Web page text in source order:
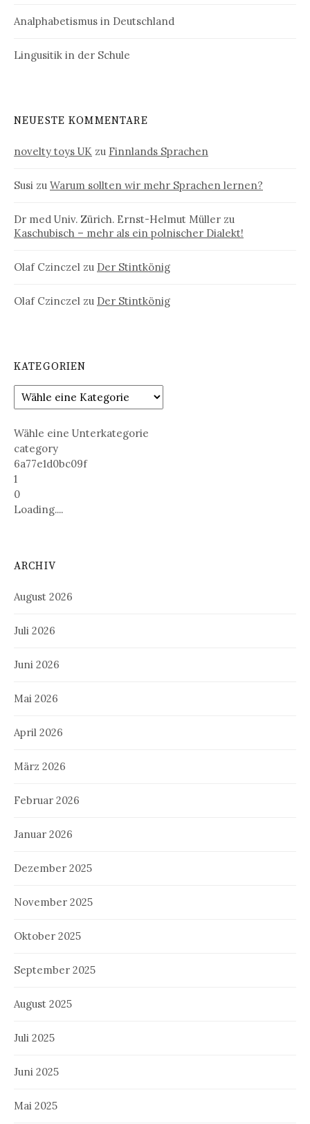
Analphabetismus in Deutschland
Lingusitik in der Schule
NEUESTE KOMMENTARE
novelty toys UK zu Finnlands Sprachen
Susi zu Warum sollten wir mehr Sprachen lernen?
Dr med Univ. Zürich. Ernst-Helmut Müller zu
Kaschubisch – mehr als ein polnischer Dialekt!
Olaf Czinczel zu Der Stintkönig
Olaf Czinczel zu Der Stintkönig
KATEGORIEN
Wähle eine Unterkategorie
category
6a77e1d0bc09f
1
0
Loading....
ARCHIV
August 2026
Juli 2026
Juni 2026
Mai 2026
April 2026
März 2026
Februar 2026
Januar 2026
Dezember 2025
November 2025
Oktober 2025
September 2025
August 2025
Juli 2025
Juni 2025
Mai 2025